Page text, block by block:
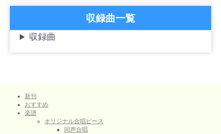
収録曲一覧
収録曲
新刊
おすすめ
楽譜
オリジナル合唱ピース
同声合唱